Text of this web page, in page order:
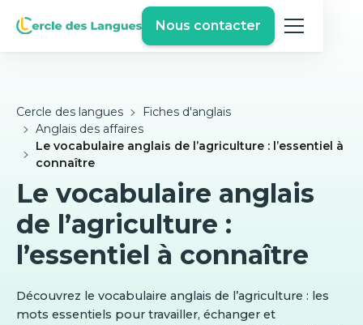
Nous contacter
Cercle des langues
Fiches d'anglais
Anglais des affaires
Le vocabulaire anglais de l’agriculture : l’essentiel à
connaître
Le vocabulaire anglais
de l’agriculture :
l’essentiel à connaître
Découvrez le vocabulaire anglais de l’agriculture : les
mots essentiels pour travailler, échanger et